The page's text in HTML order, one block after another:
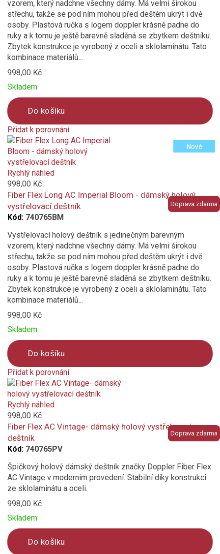
vzorem, který nadchne všechny dámy. Má velmi širokou
střechu, takže se pod ním mohou před deštěm ukrýt i dvě
osoby. Plastová ručka s logem doppler krásně padne do
ruky a k tomu je ještě barevně sladěná se zbytkem deštníku.
Zbytek konstrukce je vyrobený z oceli a sklolaminátu. Tato
kombinace materiálů...
998,00 Kč
Skladem
Do košíku
Přidat k porovnání
Product
is
added
to
compare
Doprava zdarma
Rychlý náhled
998,00 Kč
Nové
Fiber Flex Long AC Imperial Bloom - dámský holový
vystřelovací deštník
Kód: 740765BM
Vystřelovací holový deštník s jedinečným barevným
vzorem, který nadchne všechny dámy. Má velmi širokou
střechu, takže se pod ním mohou před deštěm ukrýt i dvě
osoby. Plastová ručka s logem doppler krásně padne do
ruky a k tomu je ještě barevně sladěná se zbytkem deštníku.
Zbytek konstrukce je vyrobený z oceli a sklolaminátu. Tato
kombinace materiálů...
998,00 Kč
Skladem
Do košíku
Přidat k porovnání
Product
is
added
to
compare
Doprava zdarma
Rychlý náhled
998,00 Kč
Fiber Flex AC Vintage- dámský holový vystřelovací
deštník
Kód: 740765PV
Špičkový holový dámský deštník značky Doppler Fiber Flex
AC Vintage v moderním provedení. Stabilní díky konstrukci
ze sklolaminátu a oceli.
998,00 Kč
Skladem
Do košíku